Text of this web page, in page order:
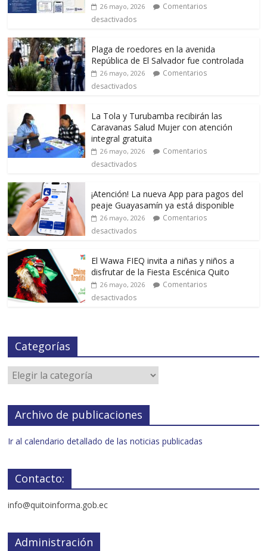
26 mayo, 2026
Comentarios
desactivados
Plaga de roedores en la avenida
República de El Salvador fue controlada
26 mayo, 2026
Comentarios
desactivados
La Tola y Turubamba recibirán las
Caravanas Salud Mujer con atención
integral gratuita
26 mayo, 2026
Comentarios
desactivados
¡Atención! La nueva App para pagos del
peaje Guayasamín ya está disponible
26 mayo, 2026
Comentarios
desactivados
El Wawa FIEQ invita a niñas y niños a
disfrutar de la Fiesta Escénica Quito
26 mayo, 2026
Comentarios
desactivados
Categorías
Archivo de publicaciones
Ir al calendario detallado de las noticias publicadas
Contacto:
info@quitoinforma.gob.ec
Administración